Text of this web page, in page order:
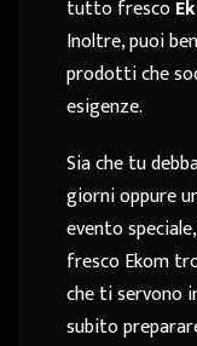
tutto fresco
Inoltre, puoi
prodotti che
esigenze.
Sia che tu
giorni oppure
evento
fresco Ekom
che ti servono
subito